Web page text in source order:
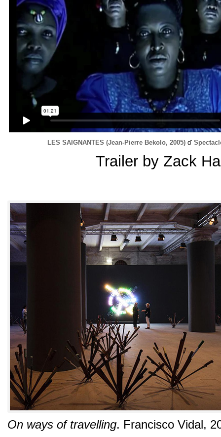
LES SAIGNANTES (Jean-Pierre Bekolo, 2005) d'
Trailer by Zack
On ways of travelling. Francisco Vidal,